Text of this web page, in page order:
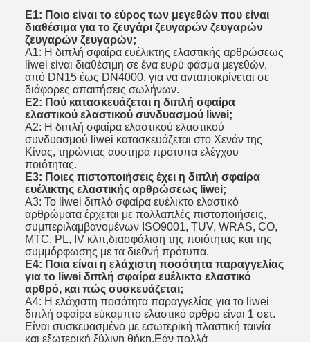
Ε1: Ποιο είναι το εύρος των μεγεθών που είναι
διαθέσιμα για το ζευγάρι ζευγαρών ζευγαρών
ζευγαρών ζευγαρών;
Α1: Η διπλή σφαίρα ευέλικτης ελαστικής αρθρώσεως
liwei είναι διαθέσιμη σε ένα ευρύ φάσμα μεγεθών,
από DN15 έως DN4000, για να ανταποκρίνεται σε
διάφορες απαιτήσεις σωλήνων.
Ε2: Πού κατασκευάζεται η διπλή σφαίρα
ελαστικού ελαστικού συνδυασμού liwei;
Α2: Η διπλή σφαίρα ελαστικού ελαστικού
συνδυασμού liwei κατασκευάζεται στο Χενάν της
Κίνας, τηρώντας αυστηρά πρότυπα ελέγχου
ποιότητας.
Ε3: Ποιες πιστοποιήσεις έχει η διπλή σφαίρα
ευέλικτης ελαστικής αρθρώσεως liwei;
Α3: Το liwei διπλό σφαίρα ευέλικτο ελαστικό
αρθρώματα έρχεται με πολλαπλές πιστοποιήσεις,
συμπεριλαμβανομένων ISO9001, TUV, WRAS, CO,
MTC, PL, IV κλπ,διασφάλιση της ποιότητας και της
συμμόρφωσης με τα διεθνή πρότυπα.
Ε4: Ποια είναι η ελάχιστη ποσότητα παραγγελίας
για το liwei διπλή σφαίρα ευέλικτο ελαστικό
αρθρό, και πώς συσκευάζεται;
Α4: Η ελάχιστη ποσότητα παραγγελίας για το liwei
διπλή σφαίρα εύκαμπτο ελαστικό αρθρό είναι 1 σετ.
Είναι συσκευασμένο με εσωτερική πλαστική ταινία
και εξωτερική ξύλινη θήκη.Εάν πολλά